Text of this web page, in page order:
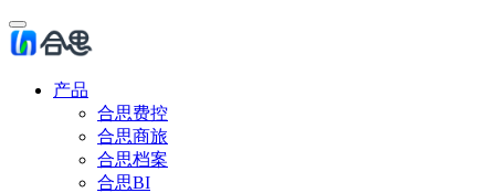
产品
合思费控
合思商旅
合思档案
合思BI